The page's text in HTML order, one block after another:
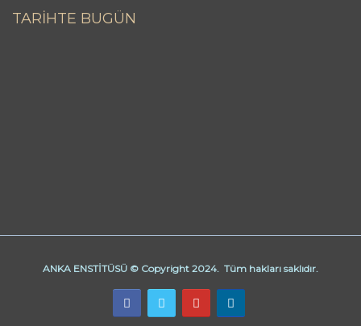
TARİHTE BUGÜN
ANKA ENSTİTÜSÜ © Copyright 2024. Tüm hakları saklıdır.